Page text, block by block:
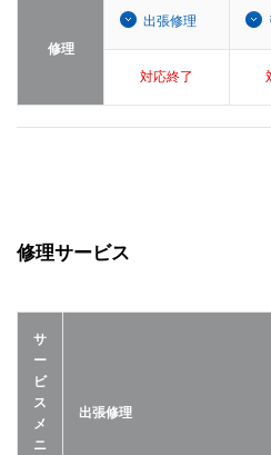
修理
出張修理
対応終了
修理サービス
サ
ー
ビ
ス
メ
ニ
出張修理